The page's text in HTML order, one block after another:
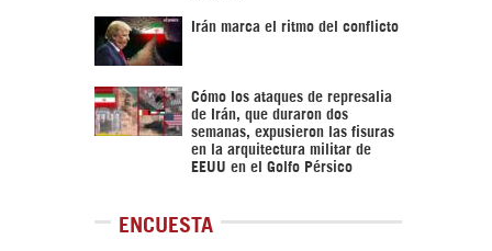
Irán marca el ritmo del conflicto
Cómo los ataques de represalia
de Irán, que duraron dos
semanas, expusieron las fisuras
en la arquitectura militar de
EEUU en el Golfo Pérsico
ENCUESTA